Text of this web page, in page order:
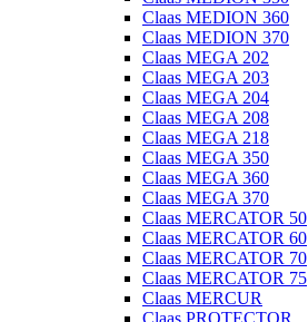
Claas MEDION 360
Claas MEDION 370
Claas MEGA 202
Claas MEGA 203
Claas MEGA 204
Claas MEGA 208
Claas MEGA 218
Claas MEGA 350
Claas MEGA 360
Claas MEGA 370
Claas MERCATOR 50
Claas MERCATOR 60
Claas MERCATOR 70
Claas MERCATOR 75
Claas MERCUR
Claas PROTECTOR